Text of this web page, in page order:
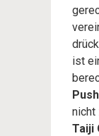
ist
nicht
Taiji